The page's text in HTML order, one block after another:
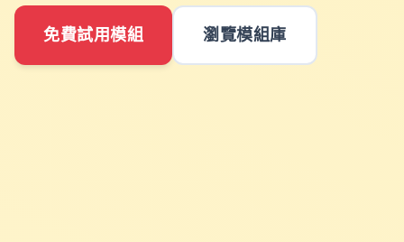
免費試用模組 瀏覽模組庫